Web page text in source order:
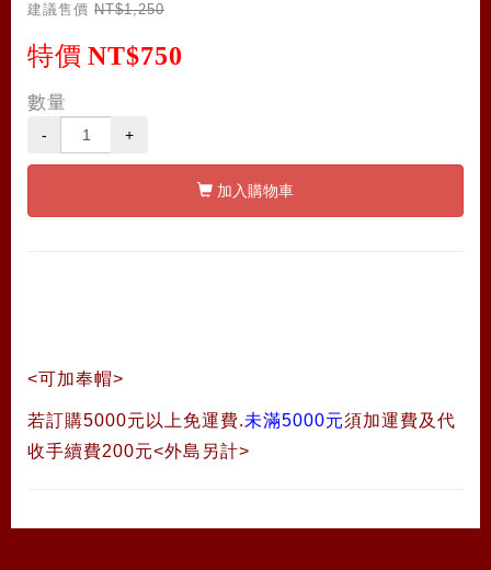
建議售價 NT$1,250
特價 NT$750
數量
- +
加入購物車
<可加奉帽>
若訂購5000元以上免運費.未滿5000元須加運費及代
收手續費200元<外島另計>